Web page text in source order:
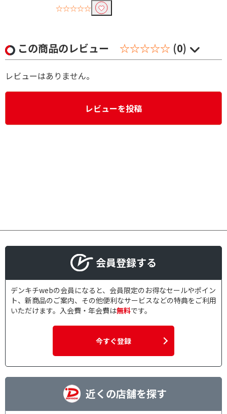
☆☆☆☆☆
この商品のレビュー ☆☆☆☆☆ (0)
レビューはありません。
レビューを投稿
会員登録する
デンキチwebの会員になると、会員限定のお得なセールやポイン
ト、新商品のご案内、その他便利なサービスなどの特典をご利用
いただけます。入会費・年会費は無料です。
今すぐ登録
近くの店舗を探す